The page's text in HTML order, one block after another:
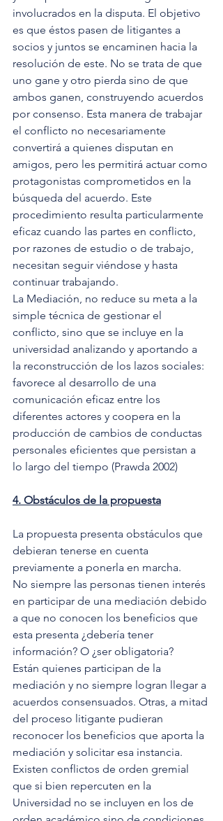
involucrados en la disputa. El objetivo
es que éstos pasen de litigantes a
socios y juntos se encaminen hacia la
resolución de este. No se trata de que
uno gane y otro pierda sino de que
ambos ganen, construyendo acuerdos
por consenso. Esta manera de trabajar
el conflicto no necesariamente
convertirá a quienes disputan en
amigos, pero les permitirá actuar como
protagonistas comprometidos en la
búsqueda del acuerdo. Este
procedimiento resulta particularmente
eficaz cuando las partes en conflicto,
por razones de estudio o de trabajo,
necesitan seguir viéndose y hasta
continuar trabajando.
La Mediación, no reduce su meta a la
simple técnica de gestionar el
conflicto, sino que se incluye en la
universidad analizando y aportando a
la reconstrucción de los lazos sociales:
favorece al desarrollo de una
comunicación eficaz entre los
diferentes actores y coopera en la
producción de cambios de conductas
personales eficientes que persistan a
lo largo del tiempo (Prawda 2002)
4. Obstáculos de la propuesta
La propuesta presenta obstáculos que
debieran tenerse en cuenta
previamente a ponerla en marcha.
No siempre las personas tienen interés
en participar de una mediación debido
a que no conocen los beneficios que
esta presenta ¿debería tener
información? O ¿ser obligatoria?
Están quienes participan de la
mediación y no siempre logran llegar a
acuerdos consensuados. Otras, a mitad
del proceso litigante pudieran
reconocer los beneficios que aporta la
mediación y solicitar esa instancia.
Existen conflictos de orden gremial
que si bien repercuten en la
Universidad no se incluyen en los de